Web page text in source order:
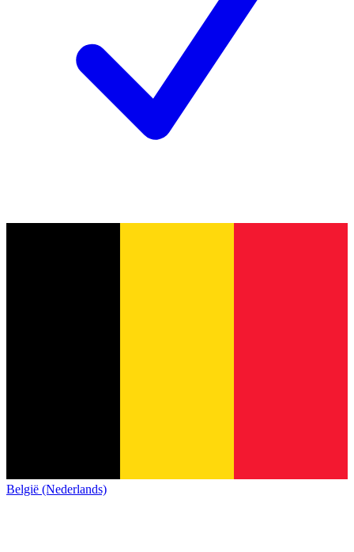
België (Nederlands)